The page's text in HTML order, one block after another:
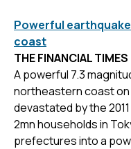
Powerful
coast
THE FINANCIAL TIMES
A powerful 7.3
northeastern coast on
devastated by the
2mn households in
prefectures into a